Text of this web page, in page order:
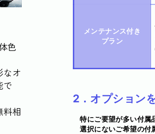
色
なオ
で
料相
メンテナンス付き
プラン
2．オプション
特にご要望が多い付属
選択にないご希望の付